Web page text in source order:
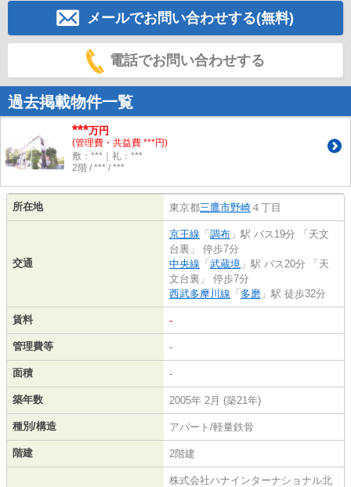
メールでお問い合わせする(無料)
電話でお問い合わせする
過去掲載物件一覧
***万円
(管理費・共益費 ***円)
敷：***｜礼：***
2階 / *** / ***
所在地 東京都三鷹市野崎 ４丁目
交通
京王線 「調布 」駅 バス19分 「天文
台裏」 停歩7分
中央線 「武蔵境 」駅 バス20分 「天
文台裏」 停歩7分
西武多摩川線 「多磨 」駅 徒歩32分
賃料 -
管理費等 -
面積 -
築年数 2005年 2月 (築21年)
種別/構造 アパート/軽量鉄骨
階建 2階建
株式会社ハナインターナショナル北